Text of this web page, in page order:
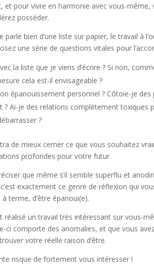
et pour vivre en harmonie avec vous-
posséder.
bien d’une liste sur papier, le travail à
une série de questions vitales pour
la liste que je viens d’écrire ? Si non,
cela est-il envisageable ?
épanouissement personnel ? Côtoie-je
? Ai-je des relations complètement toxiques
?
de mieux cerner ce que vous souhaitez
profondes pour votre futur.
que même s’il semble superflu et
exactement ce genre de réflexion qui
terme, d’être épanoui(e).
réalisé un travail très intéressant sur vous-
ci comporte des anomalies, et que vous
votre réelle raison d’être.
risque de fortement vous intéresser !